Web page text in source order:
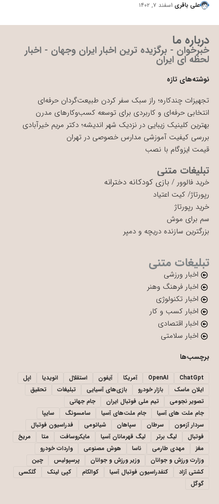
علی باقری اسفند ۷, ۱۴۰۲
درباره ما
خبرخوان - برگزیده ترین اخبار ایران وجهان - اخبار
لحظه ای ایران
نوشته‌های تازه
تجهیزات چندکاره؛ راز سبک سفر کردن طبیعت‌گردان حرفه‌ای
انتخابی حرفه‌ای و کاربردی برای توسعه کسب‌وکارهای مدرن
بهترین کلینیک زیبایی در نزدیک شهر اندیشه؛ دکتر مریم خیرآبادی
بررسی کیفیت آموزشی مدارس خصوصی در تهران
قیمت ایزوگام با نصب
تبلیغات متنی
خرید فالوور / بازی کودکانه دخترانه
رپورتاژ/ کیت اعتیاد
خرید رپورتاژ
سم برای موش
بزرگترین سازنده دریچه و دمپر
تبلیغات متنی
اخبار ورزشی
اخبار فرهنگ وهنر
اخبار تکنولوژی
اخبار کسب و کار
اخبار اقتصادی
اخبار سلامتی
برچسب‌ها
ChatGpt
OpenAI آمریکا آیفون استقلال انویدیا
اپل
ایلان ماسک
بازار خودرو بازی‌های آسیایی تبلیغات
تحقیق
تصویر نجومی
تیم ملی فوتبال ایران
جام جهانی
جام ملت های آسیا
جام ملت‌های آسیا سامسونگ
سایپا
سردار آزمون
سرطان سپاهان شیائومی
فدراسیون فوتبال
فوتبال
لیگ برتر لیگ قهرمانان آسیا مایکروسافت متا
مریخ
مغز
مهدی طارمی ناسا هوش مصنوعی
واردات خودرو
وزارت ورزش و جوانان
وزیر ورزش و جوانان پرسپولیس
چین
کشتی آزاد
کنفدراسیون فوتبال آسیا کوالکام کپی لینک
گلکسی
گوگل